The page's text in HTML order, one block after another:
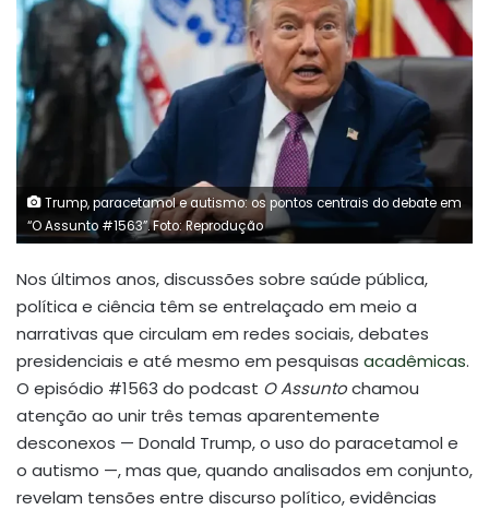
Trump, paracetamol e autismo: os pontos centrais do debate em
“O Assunto #1563”. Foto: Reprodução
Nos últimos anos, discussões sobre saúde pública,
política e ciência têm se entrelaçado em meio a
narrativas que circulam em redes sociais, debates
presidenciais e até mesmo em pesquisas acadêmicas.
O episódio #1563 do podcast O Assuntochamou
atenção ao unir três temas aparentemente
desconexos — Donald Trump, o uso do paracetamol e
o autismo —, mas que, quando analisados em conjunto,
revelam tensões entre discurso político, evidências